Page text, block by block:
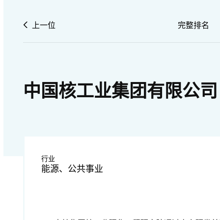
上一位 完整排名
中国核工业集团有限公司
行业
能源、公共事业